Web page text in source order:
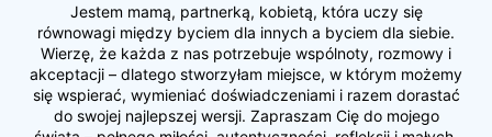
Jestem mamą, partnerką, kobietą, która uczy się
równowagi między byciem dla innych a byciem dla siebie.
Wierzę, że każda z nas potrzebuje wspólnoty, rozmowy i
akceptacji – dlatego stworzyłam miejsce, w którym możemy
się wspierać, wymieniać doświadczeniami i razem dorastać
do swojej najlepszej wersji. Zapraszam Cię do mojego